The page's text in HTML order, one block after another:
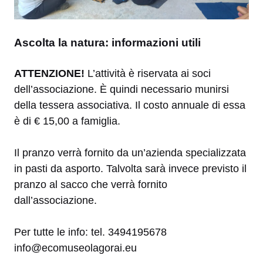
Ascolta la natura: informazioni utili
ATTENZIONE! L’attività è riservata ai soci
dell’associazione. È quindi necessario munirsi
della tessera associativa. Il costo annuale di essa
è di € 15,00 a famiglia.
Il pranzo verrà fornito da un’azienda specializzata
in pasti da asporto. Talvolta sarà invece previsto il
pranzo al sacco che verrà fornito
dall’associazione.
Per tutte le info: tel. 3494195678
info@ecomuseolagorai.eu